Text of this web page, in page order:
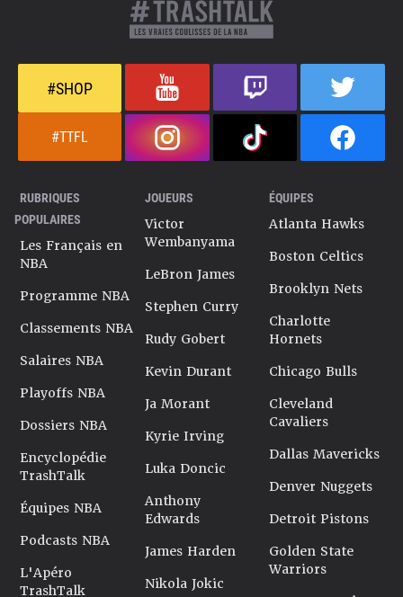
#SHOP
#TTFL
RUBRIQUES
POPULAIRES
Les Français en
NBA
Programme NBA
Classements NBA
Salaires NBA
Playoffs NBA
Dossiers NBA
Encyclopédie
TrashTalk
Équipes NBA
Podcasts NBA
L'Apéro
TrashTalk
JOUEURS
Victor
Wembanyama
LeBron James
Stephen Curry
Rudy Gobert
Kevin Durant
Ja Morant
Kyrie Irving
Luka Doncic
Anthony
Edwards
James Harden
Nikola Jokic
ÉQUIPES
Atlanta Hawks
Boston Celtics
Brooklyn Nets
Charlotte
Hornets
Chicago Bulls
Cleveland
Cavaliers
Dallas Mavericks
Denver Nuggets
Detroit Pistons
Golden State
Warriors